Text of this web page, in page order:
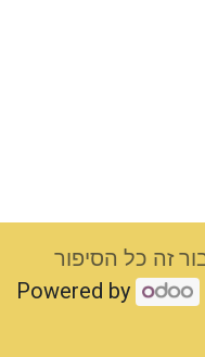
זה כל הסיפור
Powered by